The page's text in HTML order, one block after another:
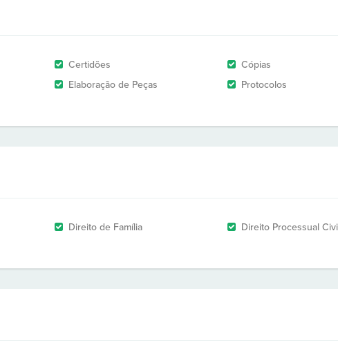
Certidões
Cópias
Elaboração de Peças Protocolos
Direito de Família Direito Processual